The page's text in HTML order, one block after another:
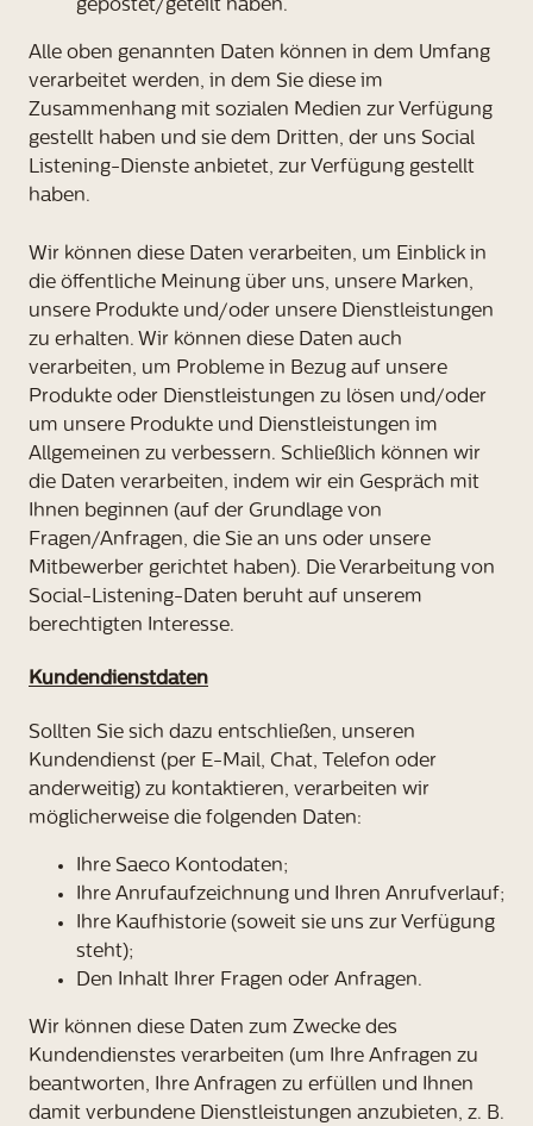
gepostet/geteilt haben.
Alle oben genannten Daten können in dem Umfang
verarbeitet werden, in dem Sie diese im
Zusammenhang mit sozialen Medien zur Verfügung
gestellt haben und sie dem Dritten, der uns Social
Listening-Dienste anbietet, zur Verfügung gestellt
haben.
Wir können diese Daten verarbeiten, um Einblick in
die öffentliche Meinung über uns, unsere Marken,
unsere Produkte und/oder unsere Dienstleistungen
zu erhalten. Wir können diese Daten auch
verarbeiten, um Probleme in Bezug auf unsere
Produkte oder Dienstleistungen zu lösen und/oder
um unsere Produkte und Dienstleistungen im
Allgemeinen zu verbessern. Schließlich können wir
die Daten verarbeiten, indem wir ein Gespräch mit
Ihnen beginnen (auf der Grundlage von
Fragen/Anfragen, die Sie an uns oder unsere
Mitbewerber gerichtet haben). Die Verarbeitung von
Social-Listening-Daten beruht auf unserem
berechtigten Interesse.
Kundendienstdaten
Sollten Sie sich dazu entschließen, unseren
Kundendienst (per E-Mail, Chat, Telefon oder
anderweitig) zu kontaktieren, verarbeiten wir
möglicherweise die folgenden Daten:
Ihre Saeco Kontodaten;
Ihre Anrufaufzeichnung und Ihren Anrufverlauf;
Ihre Kaufhistorie (soweit sie uns zur Verfügung
steht);
Den Inhalt Ihrer Fragen oder Anfragen.
Wir können diese Daten zum Zwecke des
Kundendienstes verarbeiten (um Ihre Anfragen zu
beantworten, Ihre Anfragen zu erfüllen und Ihnen
damit verbundene Dienstleistungen anzubieten, z. B.